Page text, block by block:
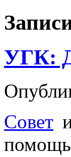
УГК:
Совет